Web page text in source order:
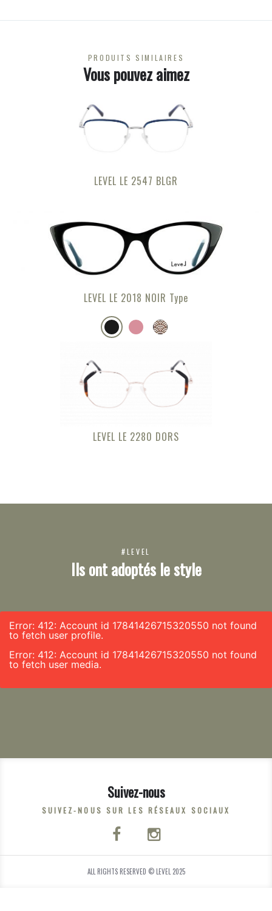
PRODUITS SIMILAIRES
Vous pouvez aimez
LEVEL LE 2547 BLGR
LEVEL LE 2018 NOIR Type
LEVEL LE 2280 DORS
#LEVEL
Ils ont adoptés le style
Error: 412: Account id 17841426715320550 not found
to fetch user profile.
Error: 412: Account id 17841426715320550 not found
to fetch user media.
Suivez-nous
SUIVEZ-NOUS SUR LES RÉSEAUX SOCIAUX
ALL RIGHTS RESERVED © LEVEL 2025